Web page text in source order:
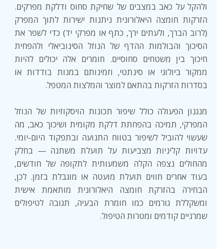
ולהקל על כאב במצבים של שחיקת סחוס ודלקת מפרקים.
הזרקות חומצה היאלורונית ניתנות ישירות לתוך המפרק
(לרוב הברך, ולעתים ירך, כתף או מפרקי יד) כדי לשפר את
הסיכוך והבולמות ההדף של הנוזל הסינוביאלי ולהפחית
חיכוך בין משטחים סחוסיים. חומרים אלה יכולים להיות
ממקור ביולוגי או סינתטי, וזמינותם במנות בודדות או
בסדרות הזרקות בהתאם למוצר והמלצות המטפל.
מנגנון הפעולה כולל שיפור תכונות הויסקוזיות של הנוזל
המפרקי, תמיכה בהפחתת דלקת מקומית ושיכוך כאב, מה
שעשוי להוביל לשיפור בטווח התנועה ובתפקוד היום‑יומי.
עדויות קליניות מצביעות על תועלת משתנה — בחלק
מהחולים נצפה הקלה משמעותית לתקופה של חודשים,
בעוד אחרים חווים תועלת מועטה או מוגבלת בזמן. לכן,
הבחירה בהזרקת חומצה היאלורונית מותאמת אישית
ומשקללת גורמים כמו חומרת הבעיה, תגובה לטיפולים
שמרניים קודמים ומטרות הטיפול.